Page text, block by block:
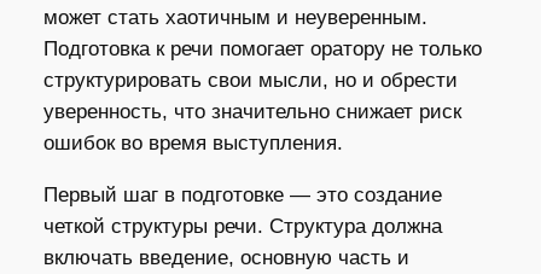
может стать хаотичным и неуверенным.
Подготовка к речи помогает оратору не только
структурировать свои мысли, но и обрести
уверенность, что значительно снижает риск
ошибок во время выступления.
Первый шаг в подготовке — это создание
четкой структуры речи. Структура должна
включать введение, основную часть и